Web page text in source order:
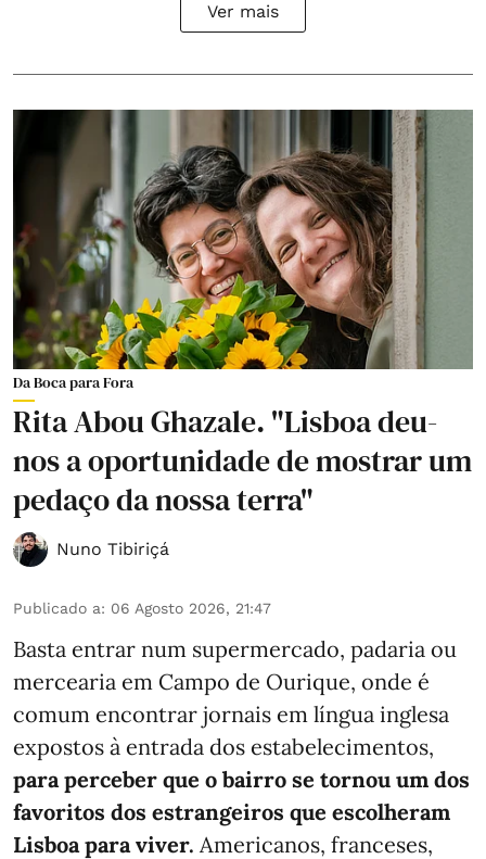
Ver mais
Da Boca para Fora
Rita Abou Ghazale. "Lisboa deu-
nos a oportunidade de mostrar um
pedaço da nossa terra"
Nuno Tibiriçá
Publicado a: 06 Agosto 2026, 21:47
Basta entrar num supermercado, padaria ou
mercearia em Campo de Ourique, onde é
comum encontrar jornais em língua inglesa
expostos à entrada dos estabelecimentos,
para perceber que o bairro se tornou um dos
favoritos dos estrangeiros que escolheram
Lisboa para viver. Americanos, franceses,